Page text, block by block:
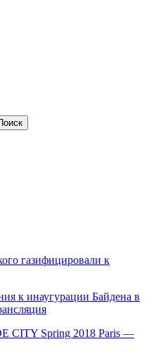
газифицировали к
к инаугурации Байдена в
CITY Spring 2018 Paris —